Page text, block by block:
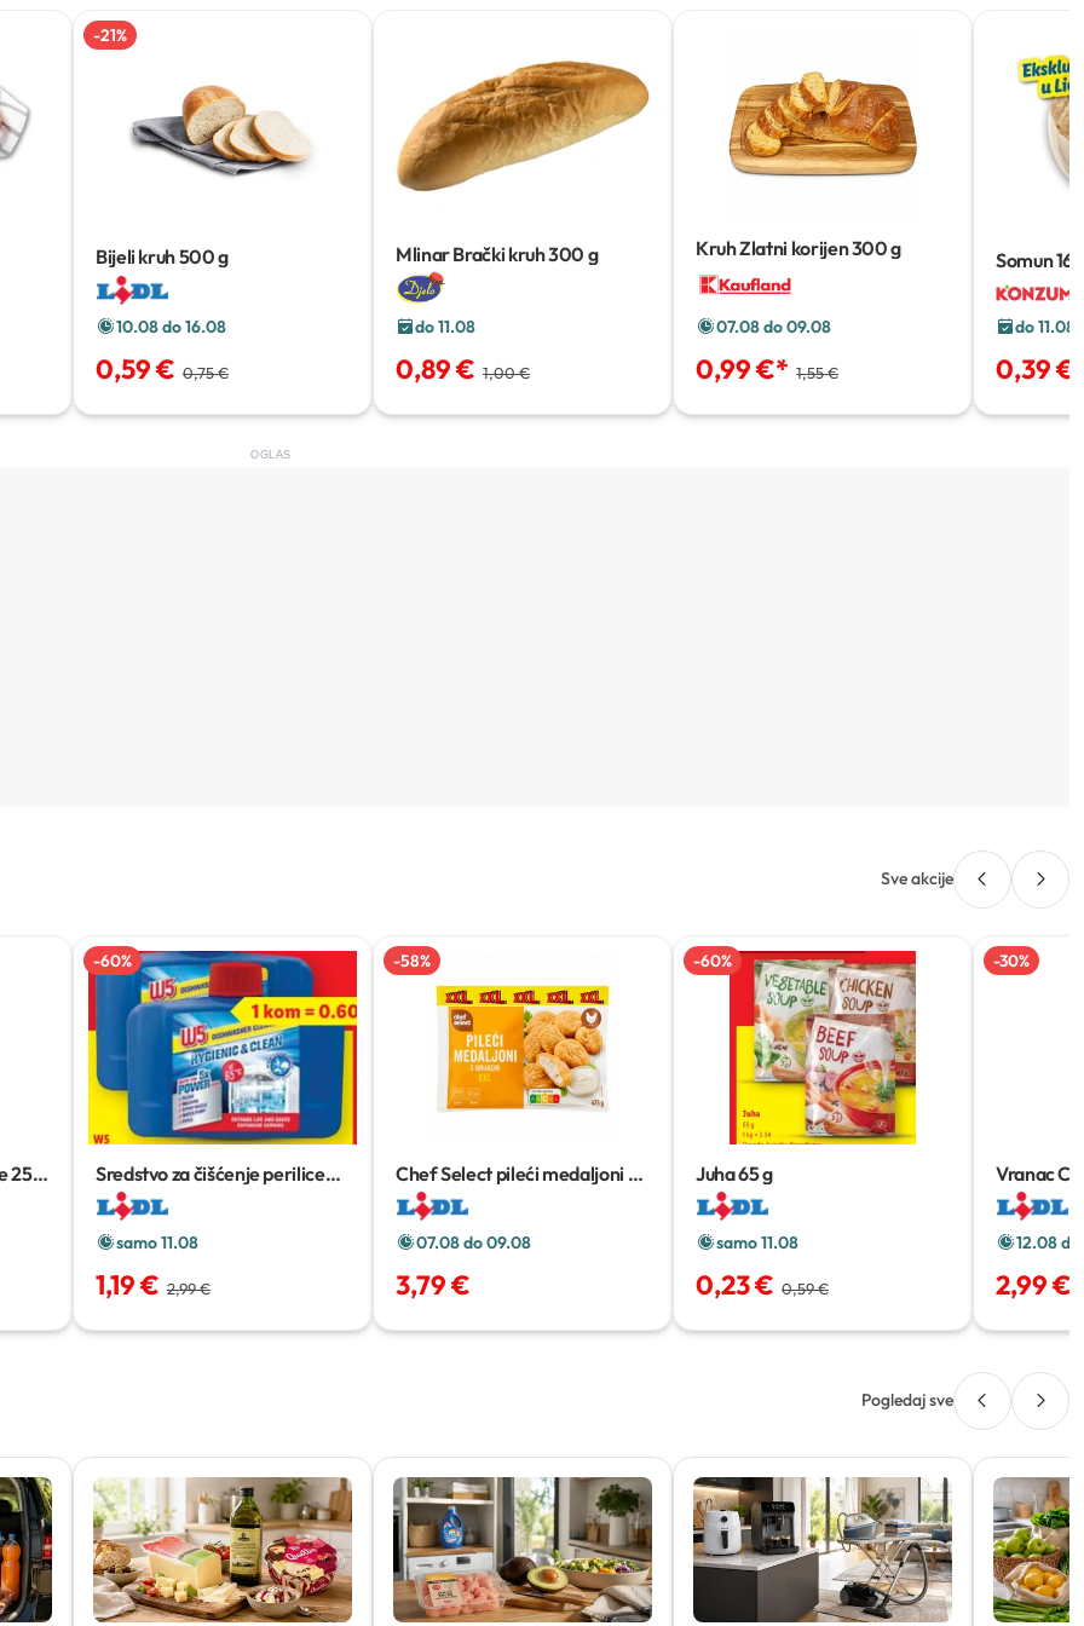
-21%
Bijeli kruh500 g
10.08 do 16.08
0,59 € 0,75 €
Mlinar Brački kruh300 g
do 11.08
0,89 € 1,00 €
Kruh Zlatni korijen300 g
07.08 do 09.08
0,99 €* 1,55 €
Somun
do 11.08
0,39 €
OGLAS
Sve akcije
250
-60%
Sredstvo za čišćenje perilice
posuđa2 x 250 ml
samo 11.08
1,19 € 2,99 €
-58%
Chef Select pileći medaljoni s
umakom XXL
07.08 do 09.08
3,79 €
-60%
Juha65 g
samo 11.08
0,23 € 0,59 €
-30%
Vranac
12.08
2,99 €
Pogledaj sve